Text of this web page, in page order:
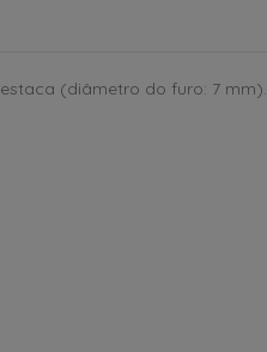
(diâmetro do furo: 7 mm).